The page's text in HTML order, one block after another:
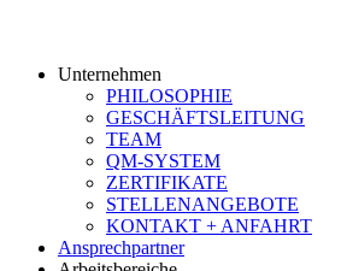
Unternehmen
PHILOSOPHIE
GESCHÄFTSLEITUNG
TEAM
QM-SYSTEM
ZERTIFIKATE
STELLENANGEBOTE
KONTAKT + ANFAHRT
Ansprechpartner